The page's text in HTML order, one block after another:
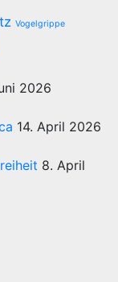
Vogelgrippe
2026
14. April 2026
8. April